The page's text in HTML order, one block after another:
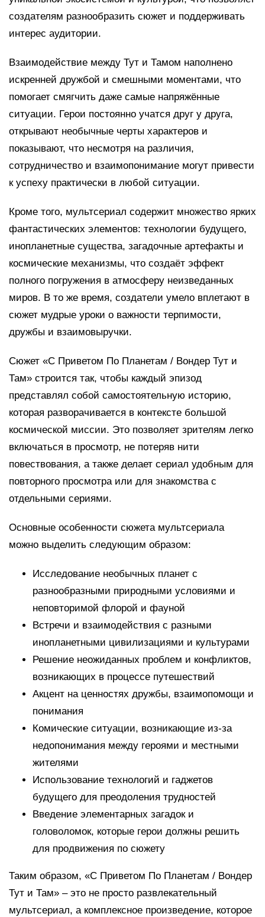
создателям разнообразить сюжет и поддерживать
интерес аудитории.
Взаимодействие между Тут и Тамом наполнено
искренней дружбой и смешными моментами, что
помогает смягчить даже самые напряжённые
ситуации. Герои постоянно учатся друг у друга,
открывают необычные черты характеров и
показывают, что несмотря на различия,
сотрудничество и взаимопонимание могут привести
к успеху практически в любой ситуации.
Кроме того, мультсериал содержит множество ярких
фантастических элементов: технологии будущего,
инопланетные существа, загадочные артефакты и
космические механизмы, что создаёт эффект
полного погружения в атмосферу неизведанных
миров. В то же время, создатели умело вплетают в
сюжет мудрые уроки о важности терпимости,
дружбы и взаимовыручки.
Сюжет «С Приветом По Планетам / Вондер Тут и
Там» строится так, чтобы каждый эпизод
представлял собой самостоятельную историю,
которая разворачивается в контексте большой
космической миссии. Это позволяет зрителям легко
включаться в просмотр, не потеряв нити
повествования, а также делает сериал удобным для
повторного просмотра или для знакомства с
отдельными сериями.
Основные особенности сюжета мультсериала
можно выделить следующим образом:
Исследование необычных планет с
разнообразными природными условиями и
неповторимой флорой и фауной
Встречи и взаимодействия с разными
инопланетными цивилизациями и культурами
Решение неожиданных проблем и конфликтов,
возникающих в процессе путешествий
Акцент на ценностях дружбы, взаимопомощи и
понимания
Комические ситуации, возникающие из-за
недопонимания между героями и местными
жителями
Использование технологий и гаджетов
будущего для преодоления трудностей
Введение элементарных загадок и
головоломок, которые герои должны решить
для продвижения по сюжету
Таким образом, «С Приветом По Планетам / Вондер
Тут и Там» – это не просто развлекательный
мультсериал, а комплексное произведение, которое